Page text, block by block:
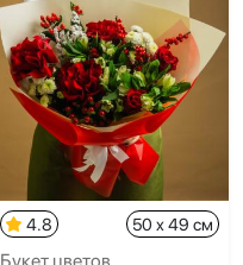
4.8 50 x 49 см